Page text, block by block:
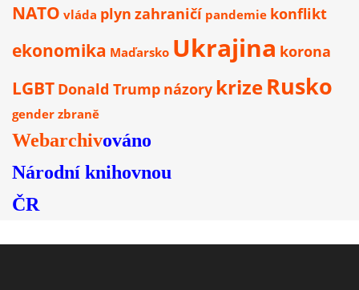
NATO vláda plyn zahraničí pandemie konflikt
ekonomika Maďarsko Ukrajina korona
LGBT Donald Trump názory krizeRusko
gender zbraně
Webarchivováno
Národní knihovnou
ČR